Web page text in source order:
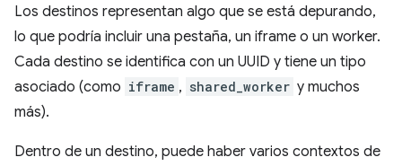
Los destinos representan algo que se está depurando,
lo que podría incluir una pestaña, un iframe o un worker.
Cada destino se identifica con un UUID y tiene un tipo
asociado (como iframe , shared_worker y muchos
más).
Dentro de un destino, puede haber varios contextos de